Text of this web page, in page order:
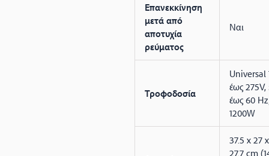
Επανεκκίνηση
μετά από
αποτυχία
ρεύματος
Ναι
Τροφοδοσία
Universal
έως 275V,
έως 60
1200W
37.5 x 27 x
27.7 cm